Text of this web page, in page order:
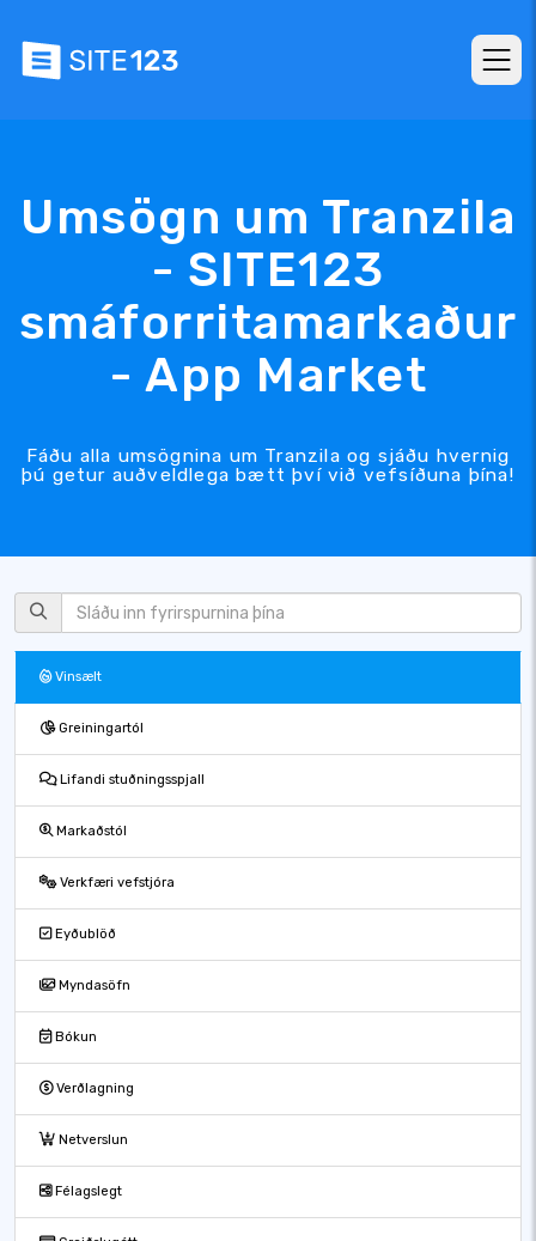
Umsögn um Tranzila
- SITE123
smáforritamarkaður
- App Market
Fáðu alla umsögnina um Tranzila og sjáðu hvernig
þú getur auðveldlega bætt því við vefsíðuna þína!
Vinsælt
Greiningartól
Lifandi stuðningsspjall
Markaðstól
Verkfæri vefstjóra
Eyðublöð
Myndasöfn
Bókun
Verðlagning
Netverslun
Félagslegt